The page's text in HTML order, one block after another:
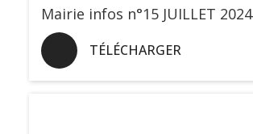
Mairie infos n°15 JUILLET 2024
TÉLÉCHARGER